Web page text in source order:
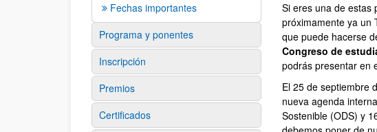
Fechas importantes
Programa y ponentes
Inscripción
Premios
Certificados
Si eres una de estas
próximamente ya un
que puede hacerse
Congreso de
podrás presentar en
El 25 de septiembre
nueva agenda
Sostenible (ODS) y